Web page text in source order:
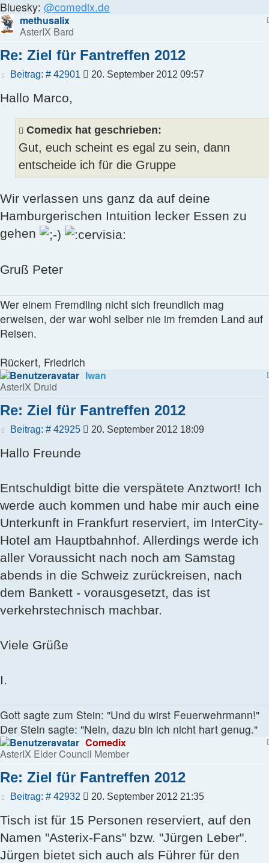
Bluesky: @comedix.de
methusalix
AsterIX Bard
Re: Ziel für Fantreffen 2012
Beitrag: # 42901 Beitrag
20. September 2012 09:57
Hallo Marco,
Comedix hat geschrieben:
Gut, euch scheint es egal zu sein, dann
entscheide ich für die Gruppe
Wir verlassen uns ganz da auf deine
Hamburgerischen Intuition lecker Essen zu
gehen
Gruß Peter
Wer einem Fremdling nicht sich freundlich mag
erweisen, der war wohl selber nie im fremden Land auf
Reisen.
Rückert, Friedrich
Iwan
AsterIX Druid
Re: Ziel für Fantreffen 2012
Beitrag: # 42925Beitrag
20. September 2012 18:09
Hallo Freunde
Entschuldigt bitte die verspätete Anztwort! Ich
werde auch kommen und habe mir auch eine
Unterkunft in Frankfurt reserviert, im InterCity-
Hotel am Hauptbahnhof. Allerdings werde ich
aller Voraussicht nach noch am Samstag
abends in die Schweiz zurückreisen, nach
dem Bankett - vorausgesetzt, das ist
verkehrstechnisch machbar.
Viele Grüße
I.
Gott sagte zum Stein: "Und du wirst Feuerwehrmann!"
Der Stein sagte: "Nein, dazu bin ich nicht hart genug."
Comedix
AsterIX Elder Council Member
Re: Ziel für Fantreffen 2012
Beitrag: # 42932Beitrag
20. September 2012 21:35
Tisch ist für 15 Personen reserviert, auf den
Namen "Asterix-Fans" bzw. "Jürgen Leber".
Jürgen bietet sich auch als Führer für den